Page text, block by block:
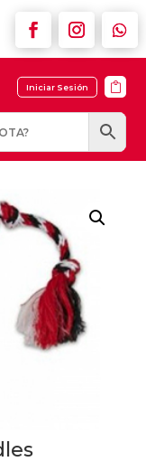
Iniciar Sesión 